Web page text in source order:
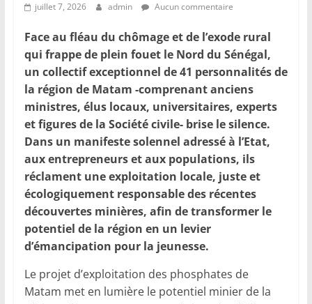
juillet 7, 2026 admin Aucun commentaire
Face au fléau du chômage et de l’exode rural
qui frappe de plein fouet le Nord du Sénégal,
un collectif exceptionnel de 41 personnalités de
la région de Matam -comprenant anciens
ministres, élus locaux, universitaires, experts
et figures de la Société civile- brise le silence.
Dans un manifeste solennel adressé à l’Etat,
aux entrepreneurs et aux populations, ils
réclament une exploitation locale, juste et
écologiquement responsable des récentes
découvertes minières, afin de transformer le
potentiel de la région en un levier
d’émancipation pour la jeunesse.
Le projet d’exploitation des phosphates de
Matam met en lumière le potentiel minier de la